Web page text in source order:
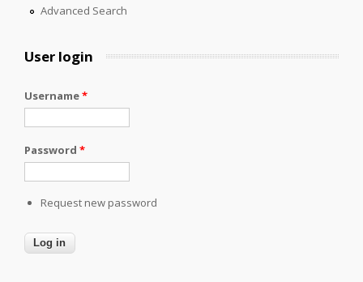
Advanced Search
User login
Username*
Password *
Request new password